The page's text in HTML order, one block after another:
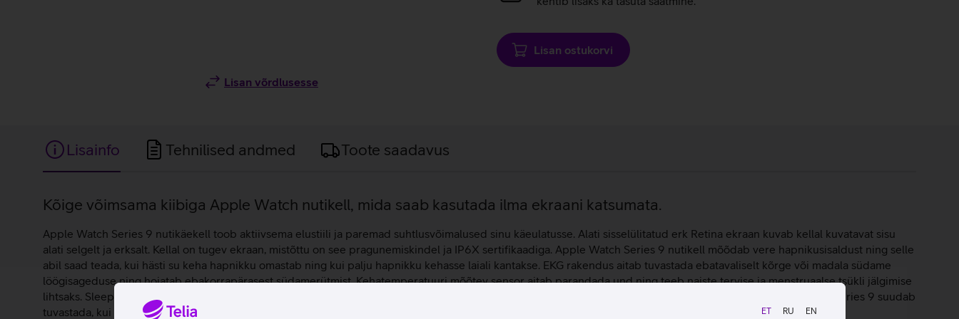
ET RU EN
Lisan võrdlusesse
Lisan ostukorvi
Lisainfo Tehnilised andmed Toote saadavus
Lisainfo
Kõige võimsama kiibiga Apple Watch nutikell, mida saab kasutada ilma ekraani katsumata.
Apple Watch Series 9 nutikäekell toob aktiivsema elustiili ja paremad suhtlusvõimalused sinu käeulatusse. Alati sisselülitatud erk Retina ekraan kuvab kellal kuvatavat sisu
alati selgelt ja erksalt. Kellal on tugev ekraan, mistõttu on see pragunemiskindel ja IP6X sertifikaadiga. Apple Watch Series 9 nutikell mõõdab vere hapnikusisaldust ning selle
abil saad teada, kui hästi su keha hapnikku omastab ning kui palju hapnikku kehasse laiali kantakse. EKG rakendus aitab tuvastada ebatavaliselt kõrge või madala südame
löögisageduse ning hoiatab ebakorrapärasest südamerütmist. Kehatemperatuuri mõõtev sensor aitab parandada und ning teeb naiste tervise ja menstruaalse tsükli jälgimise
lihtsaks. Sleep rakendus aitab sul minna magama iga päev samal ajal ja jälgida oma magamisharjumusi ööst öösse, et luua endale õige unerutiin. Apple Watch Series 9 suudab
tuvastada, kui oled sattunud raskesse autoõnnetusse. Kell ühendab sind automaatselt hädaabikeskusega, edastades dispetšerile su asukoha ning teavitades su